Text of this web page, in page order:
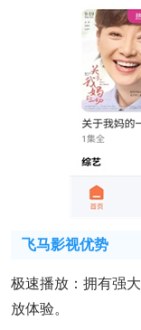
飞马影视优势
极速播放：拥有强
放体验。